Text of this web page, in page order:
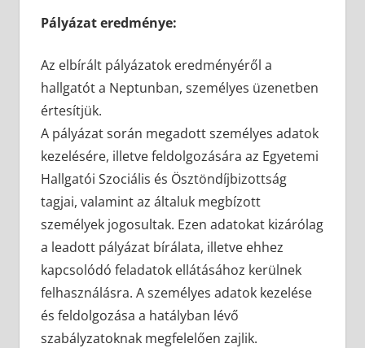
Pályázat eredménye:
Az elbírált pályázatok eredményéről a
hallgatót a Neptunban, személyes üzenetben
értesítjük.
A pályázat során megadott személyes adatok
kezelésére, illetve feldolgozására az Egyetemi
Hallgatói Szociális és Ösztöndíjbizottság
tagjai, valamint az általuk megbízott
személyek jogosultak. Ezen adatokat kizárólag
a leadott pályázat bírálata, illetve ehhez
kapcsolódó feladatok ellátásához kerülnek
felhasználásra. A személyes adatok kezelése
és feldolgozása a hatályban lévő
szabályzatoknak megfelelően zajlik.